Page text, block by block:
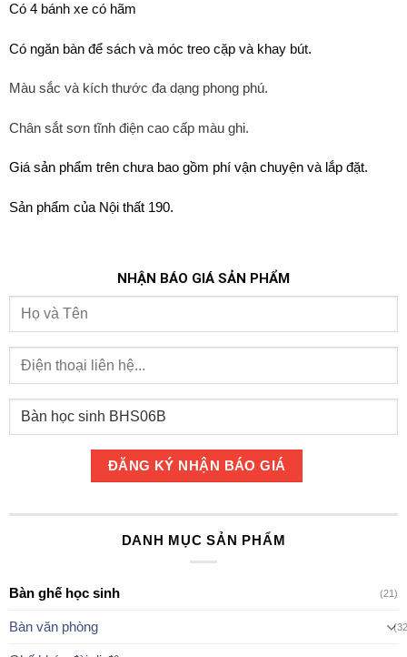
Có 4 bánh xe có hãm
Có ngăn bàn để sách và móc treo cặp và khay bút.
Màu sắc và kích thước đa dạng phong phú.
Chân sắt sơn tĩnh điện cao cấp màu ghi.
Giá sản phẩm trên chưa bao gồm phí vận chuyện và lắp đặt.
Sản phẩm của Nội thất 190.
NHẬN BÁO GIÁ SẢN PHẨM
DANH MỤC SẢN PHẨM
Bàn ghế học sinh (21)
Bàn văn phòng